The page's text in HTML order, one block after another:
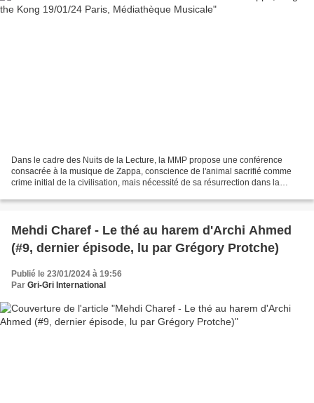
Dans le cadre des Nuits de la Lecture, la MMP propose une conférence
consacrée à la musique de Zappa, conscience de l'animal sacrifié comme
crime initial de la civilisation, mais nécessité de sa résurrection dans la
Mehdi Charef - Le thé au harem d'Archi Ahmed
(#9, dernier épisode, lu par Grégory Protche)
Publié le 23/01/2024 à 19:56
Par Gri-Gri International